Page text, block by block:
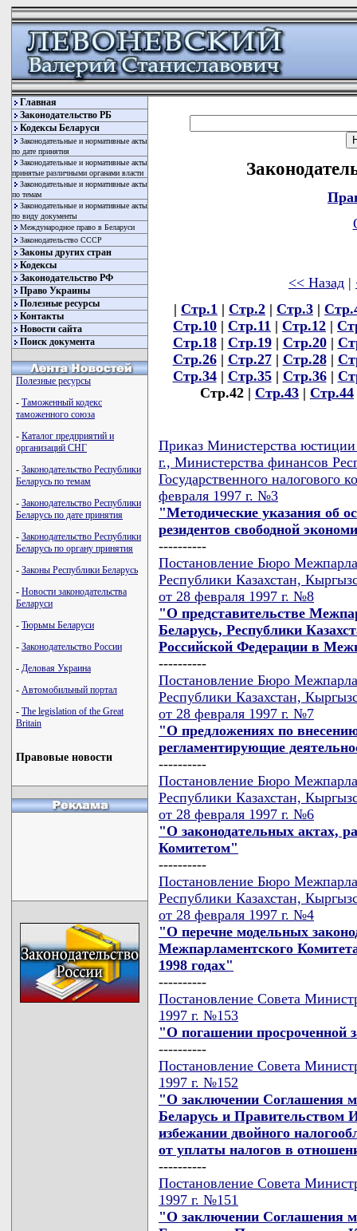
Главная
Законодательство РБ
Кодексы Беларуси
Законодательные и нормативные акты
по дате принятия
Законодательные и нормативные акты
принятые различными органами власти
Законодательные и нормативные акты
по темам
Законодательные и нормативные акты
по виду документы
Международное право в Беларуси
Законодательство СССР
Законы других стран
Кодексы
Законодательство РФ
Право Украины
Полезные ресурсы
Контакты
Новости сайта
Поиск документа
Полезные ресурсы
- Таможенный кодекс
таможенного союза
- Каталог предприятий и
организаций СНГ
- Законодательство Республики
Беларусь по темам
- Законодательство Республики
Беларусь по дате принятия
- Законодательство Республики
Беларусь по органу принятия
- Законы Республики Беларусь
- Новости законодательства
Беларуси
- Тюрьмы Беларуси
- Законодательство России
- Деловая Украина
- Автомобильный портал
- The legislation of the Great
Britain
Правовые новости
<< Назад |
| Стр.1 | Стр.2 | Стр.3 |
Стр.10 | Стр.11 | Стр.12 |
Стр.18| Стр.19| Стр.20|
Стр.26| Стр.27| Стр.28|
Стр.34| Стр.35| Стр.36|
Стр.42 | Стр.43 | Стр.44
Приказ Министерства юстиции
г., Министерства финансов
Государственного налогового
февраля 1997 г. №3
"Методические указания об
резидентов свободной
----------
Постановление Бюро
Республики Казахстан,
от 28 февраля 1997 г. №8
"О представительстве
Беларусь, Республики
Российской Федерации в
----------
Постановление Бюро
Республики Казахстан,
от 28 февраля 1997 г. №7
"О предложениях по
регламентирующие
----------
Постановление Бюро
Республики Казахстан,
от 28 февраля 1997 г. №6
"О законодательных актах,
Комитетом"
----------
Постановление Бюро
Республики Казахстан,
от 28 февраля 1997 г. №4
"О перечне модельных
Межпарламентского
1998 годах"
----------
Постановление Совета
1997 г. №153
"О погашении просроченной
----------
Постановление Совета
1997 г. №152
"О заключении Соглашения
Беларусь и Правительством
избежании двойного
от уплаты налогов в
----------
Постановление Совета
1997 г. №151
"О заключении Соглашения